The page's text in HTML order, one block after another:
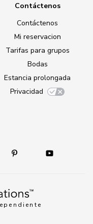
Contáctenos
Contáctenos
Mi reservacion
Tarifas para grupos
Bodas
Estancia prolongada
Privacidad